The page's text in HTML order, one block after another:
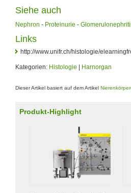
Siehe auch
Nephron - Proteinurie -
Links
http://www.unifr.ch/histologie/
Kategorien: Histologie Harnorgan
Dieser Artikel basiert auf dem Artikel
Produkt-Highlight